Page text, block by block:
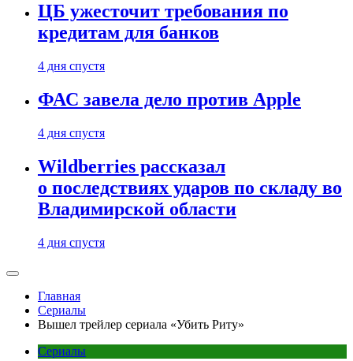
ЦБ ужесточит требования по
кредитам для банков
4 дня спустя
ФАС завела дело против Apple
4 дня спустя
Wildberries рассказал
о последствиях ударов по складу во
Владимирской области
4 дня спустя
Главная
Сериалы
Вышел трейлер сериала «Убить Риту»
Сериалы